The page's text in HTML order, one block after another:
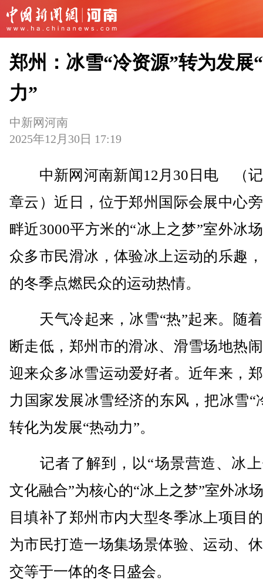
郑州：冰雪“冷资源”转为发展
力”
中新网河南
2025年12月30日 17:19
中新网河南新闻12月30日电 （
章云）近日，位于郑州国际会展中心
畔近3000平方米的“冰上之梦”室外冰
众多市民滑冰，体验冰上运动的乐趣
的冬季点燃民众的运动热情。
天气冷起来，冰雪“热”起来。随
断走低，郑州市的滑冰、滑雪场地热
迎来众多冰雪运动爱好者。近年来，
力国家发展冰雪经济的东风，把冰雪“
转化为发展“热动力”。
记者了解到，以“场景营造、冰上
文化融合”为核心的“冰上之梦”室外冰
目填补了郑州市内大型冬季冰上项目
为市民打造一场集场景体验、运动、
交等于一体的冬日盛会。